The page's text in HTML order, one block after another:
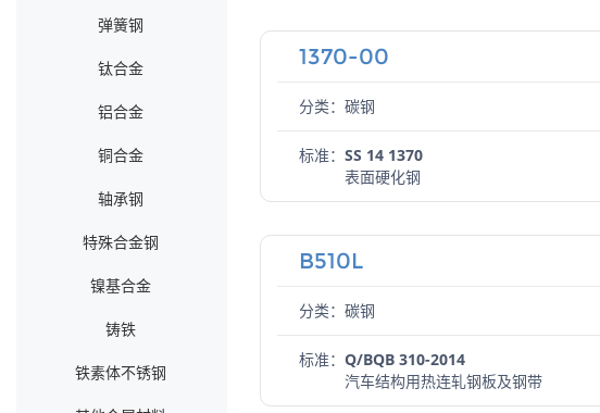
弹簧钢
钛合金
铝合金
铜合金
轴承钢
特殊合金钢
镍基合金
铸铁
铁素体不锈钢
1370-00
分类：碳钢
标准： SS 14 1370
表面硬化钢
B510L
分类：碳钢
标准： Q/BQB 310-2014
汽车结构用热连轧钢板及钢带